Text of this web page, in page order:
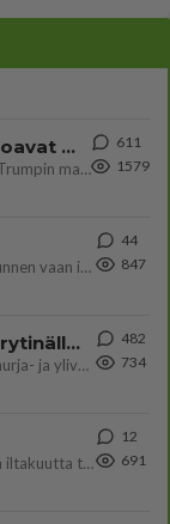
Jos SDP ei voita reilusti, persut kumoavat demokratian Suomesta
Näin tekisi ainakin Rydman seuratessaan idolinsa Trumpin mallia https://www.is.fi/politiikka/art-2000012187244.html
611
1579
Olen säälittävä, mitä tulee sinun kohtaamiseen. Tunnen vaan itseni todella epävarmaksi sun kanssa. Jos minun olisi pitän
44
847
Perussuomalaisten kannatus nousi rytinällä Ylen tänään julkaisemassa tuoreimmassa gallup-kyselyssä.
https://yle.fi/a/74-20239449 Perussuomalaisilla hurja- ja ylivoimaisesti suurin nousu tässä uudessa Ylen gallupissa. Kyl
482
734
Poliisin mukaan nuori oli lähes täysi-ikäinen. Ennen iltakuutta tulleen ilmoituksen mukaan ihminen oli joutunut mahdoll
12
691